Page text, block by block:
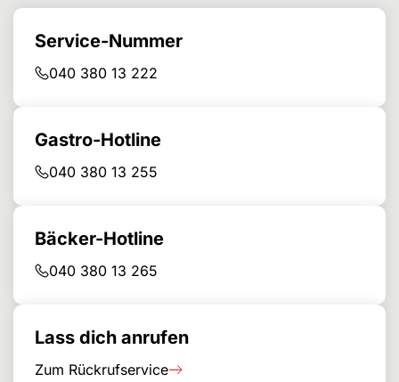
Service-Nummer
040 380 13 222
Gastro-Hotline
040 380 13 255
Bäcker-Hotline
040 380 13 265
Lass dich anrufen
Zum Rückrufservice